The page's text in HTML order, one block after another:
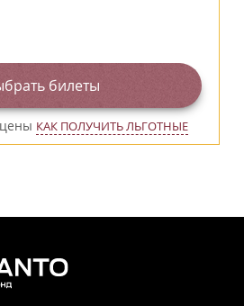
билеты
цены КАК ПОЛУЧИТЬ ЛЬГОТНЫЕ